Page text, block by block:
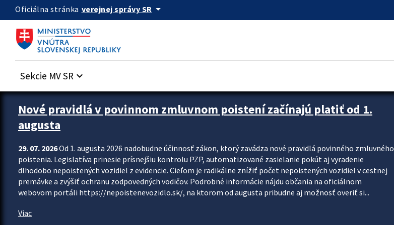
Preskocit na hlavný obsah
Oficiálna stránka verejnej správy SR arrow_drop_down
Sekcie MV SR keyboard_arrow_down
Zastavit automatický posun upútavok
Nové pravidlá v povinnom zmluvnom poistení začínajú platiť od 1.
augusta
29. 07. 2026Od 1. augusta 2026 nadobudne účinnosť zákon, ktorý zavádza nové pravidlá povinného zmluvného
poistenia. Legislatíva prinesie prísnejšiu kontrolu PZP, automatizované zasielanie pokút aj vyradenie
dlhodobo nepoistených vozidiel z evidencie. Cieľom je radikálne znížiť počet nepoistených vozidiel v cestnej
premávke a zvýšiť ochranu zodpovedných vodičov. Podrobné informácie nájdu občania na oficiálnom
webovom portáli https://nepoistenevozidlo.sk/, na ktorom od augusta pribudne aj možnosť overiť si...
Viac